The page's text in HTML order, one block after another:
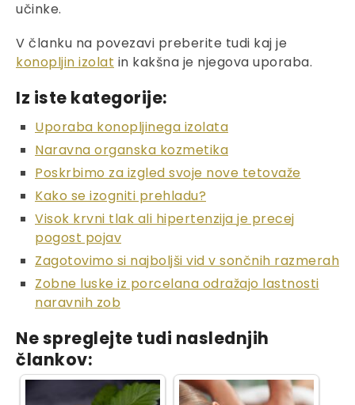
učinke.
V članku na povezavi preberite tudi kaj je
konopljin izolat in kakšna je njegova uporaba.
Iz iste kategorije:
Uporaba konopljinega izolata
Naravna organska kozmetika
Poskrbimo za izgled svoje nove tetovaže
Kako se izogniti prehladu?
Visok krvni tlak ali hipertenzija je precej
pogost pojav
Zagotovimo si najboljši vid v sončnih razmerah
Zobne luske iz porcelana odražajo lastnosti
naravnih zob
Ne spreglejte tudi naslednjih
člankov: